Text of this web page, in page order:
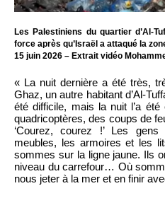
Les Palestiniens du quartier d’Al-
force après qu’Israël a attaqué la
15 juin 2026 – Extrait vidéo
« La nuit dernière a été très,
Ghaz, un autre habitant d’Al-
été difficile, mais la nuit l’a
quadricoptères, des coups de
‘Courez, courez !’ Les gens
meubles, les armoires et les
sommes sur la ligne jaune. Ils
niveau du carrefour… Où
nous jeter à la mer et en finir